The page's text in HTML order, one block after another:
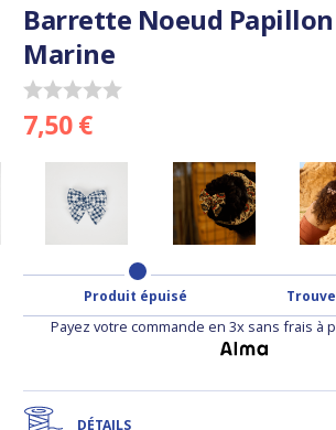
Barrette Noeud
Marine
7,50 €
Produit épuisé
Payez votre commande en 3x sans frais à
DÉTAILS